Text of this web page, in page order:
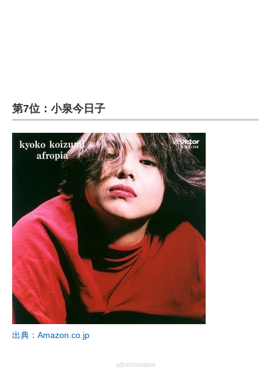
第7位：小泉今日子
出典：Amazon.co.jp
advertisement